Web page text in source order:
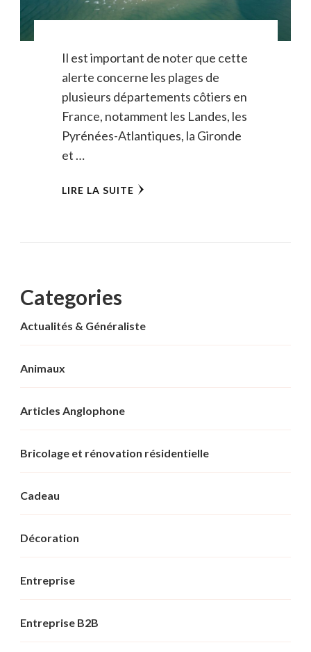
Il est important de noter que cette
alerte concerne les plages de
plusieurs départements côtiers en
France, notamment les Landes, les
Pyrénées-Atlantiques, la Gironde
et …
LIRE LA SUITE
Categories
Actualités & Généraliste
Animaux
Articles Anglophone
Bricolage et rénovation résidentielle
Cadeau
Décoration
Entreprise
Entreprise B2B